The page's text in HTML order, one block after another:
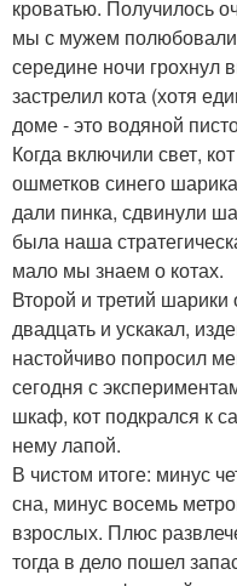
кроватью. Получилось
мы с мужем
середине ночи грохнул
застрелил кота (хотя
доме - это водяной
Когда включили свет,
ошметков синего
дали пинка, сдвинули
была наша
мало мы знаем о котах.
Второй и третий
двадцать и ускакал,
настойчиво попросил
сегодня с
шкаф, кот подкрался к
нему лапой.
В чистом итоге: минус
сна, минус восемь
взрослых. Плюс
тогда в дело пошел